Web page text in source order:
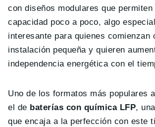
con diseños modulares que
capacidad poco a poco, algo
interesante para quienes comienzan
instalación pequeña y quieren
independencia energética con el
Uno de los formatos más populares
el de baterías con química LFP,
que encaja a la perfección con este